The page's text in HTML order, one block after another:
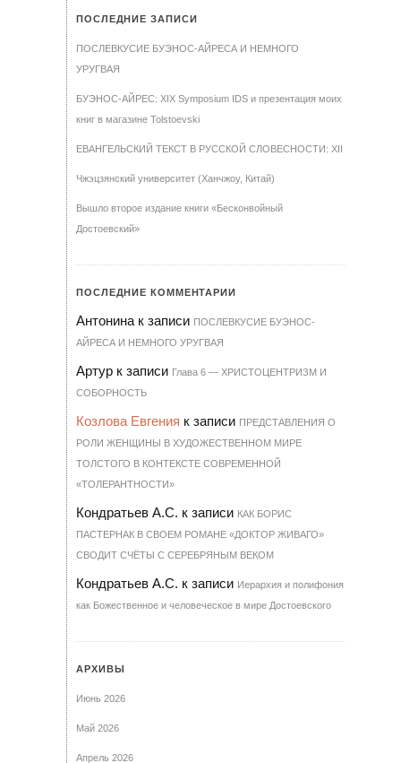
ПОСЛЕДНИЕ ЗАПИСИ
ПОСЛЕВКУСИЕ БУЭНОС-АЙРЕСА И НЕМНОГО
УРУГВАЯ
БУЭНОС-АЙРЕС: XIX Symposium IDS и презентация моих
книг в магазине Tolstoevski
ЕВАНГЕЛЬСКИЙ ТЕКСТ В РУССКОЙ СЛОВЕСНОСТИ: XII
Чжэцзянский университет (Ханчжоу, Китай)
Вышло второе издание книги «Бесконвойный
Достоевский»
ПОСЛЕДНИЕ КОММЕНТАРИИ
Антонина к записи ПОСЛЕВКУСИЕ БУЭНОС-
АЙРЕСА И НЕМНОГО УРУГВАЯ
Артур к записи Гла­ва 6 — ХРИ­С­ТО­ЦЕН­Т­РИЗМ И
СО­БОР­НОСТЬ
Козлова Евгения к записи ПРЕДСТАВЛЕНИЯ О
РОЛИ ЖЕНЩИНЫ В ХУДОЖЕСТВЕННОМ МИРЕ
ТОЛСТОГО В КОНТЕКСТЕ СОВРЕМЕННОЙ
«ТОЛЕРАНТНОСТИ»
Кондратьев А.С. к записи КАК БОРИС
ПАСТЕРНАК В СВОЕМ РОМАНЕ «ДОКТОР ЖИВАГО»
СВОДИТ СЧЁТЫ С СЕРЕБРЯНЫМ ВЕКОМ
Кондратьев А.С. к записи Иерархия и полифония
как Божественное и человеческое в мире Достоевского
АРХИВЫ
Июнь 2026
Май 2026
Апрель 2026